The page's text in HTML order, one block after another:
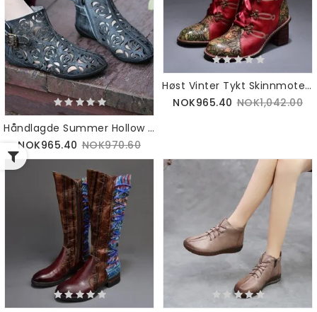
Håndlagde Summer Hollow Retro Boots | 35-42
NOK965.40 NOK970.60
Høst Vinter Tykt Skinnmote Vintage Ankelstøvletter For Kvinner | Gavesko 36-42
NOK965.40 NOK1,042.00